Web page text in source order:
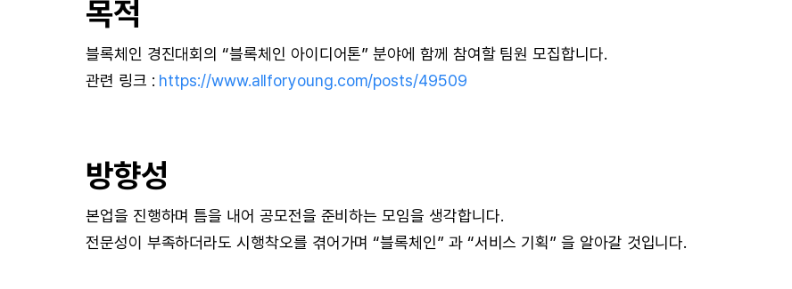
목적
블록체인 경진대회의 “블록체인 아이디어톤” 분야에 함께 참여할 팀원 모집합니다.
관련 링크 : https://www.allforyoung.com/posts/49509
방향성
본업을 진행하며 틈을 내어 공모전을 준비하는 모임을 생각합니다.
전문성이 부족하더라도 시행착오를 겪어가며 “블록체인” 과 “서비스 기획” 을 알아갈 것입니다.